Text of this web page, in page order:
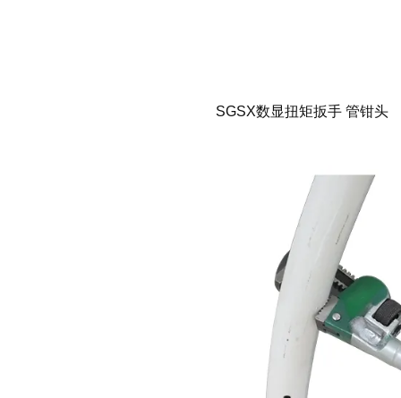
SGSX数显扭矩扳手 管钳头